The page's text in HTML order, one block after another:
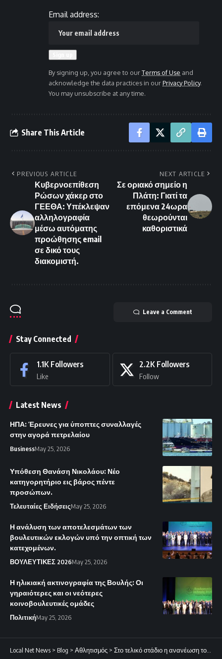
Email address:
By signing up, you agree to ourTerms of Use and
acknowledge the data practices in ourPrivacy Policy.
You may unsubscribe at any time.
Share This Article
PREVIOUS ARTICLE
Κυβερνοεπίθεση
Ρώσων χάκερ στο
ΓΕΕΘΑ: Υπέκλεψαν
αλληλογραφία
μέσω αυτόματης
προώθησης email
σε δικό τους
διακομιστή.
NEXT ARTICLE
Σε οριακό σημείο η
Πλάτη: Γιατί τα
επόμενα 24ωρα
θεωρούνται
καθοριστικά
Leave a Comment
Stay Connected
1.1K Followers
Like
2.2K Followers
Follow
Latest News
ΗΠΑ: Έρευνες για ύποπτες συναλλαγές
στην αγορά πετρελαίου
BusinessMay 25, 2026
Υπόθεση Θανάση Νικολάου: Νέο
κατηγορητήριο εις βάρος πέντε
προσώπων.
Τελευταίες ΕιδήσειςMay 25, 2026
Η ανάλυση των αποτελεσμάτων των
βουλευτικών εκλογών υπό την οπτική των
κατεχομένων.
ΒΟΥΛΕΥΤΙΚΕΣ 2026May 25, 2026
Η ηλικιακή ακτινογραφία της Βουλής: Οι
γηραιότερες και οι νεότερες
κοινοβουλευτικές ομάδες
ΠολιτικήMay 25, 2026
Local Net News > Blog > Αθλητισμός > Στο τελικό στάδιο η ανανέωση του Κουν.